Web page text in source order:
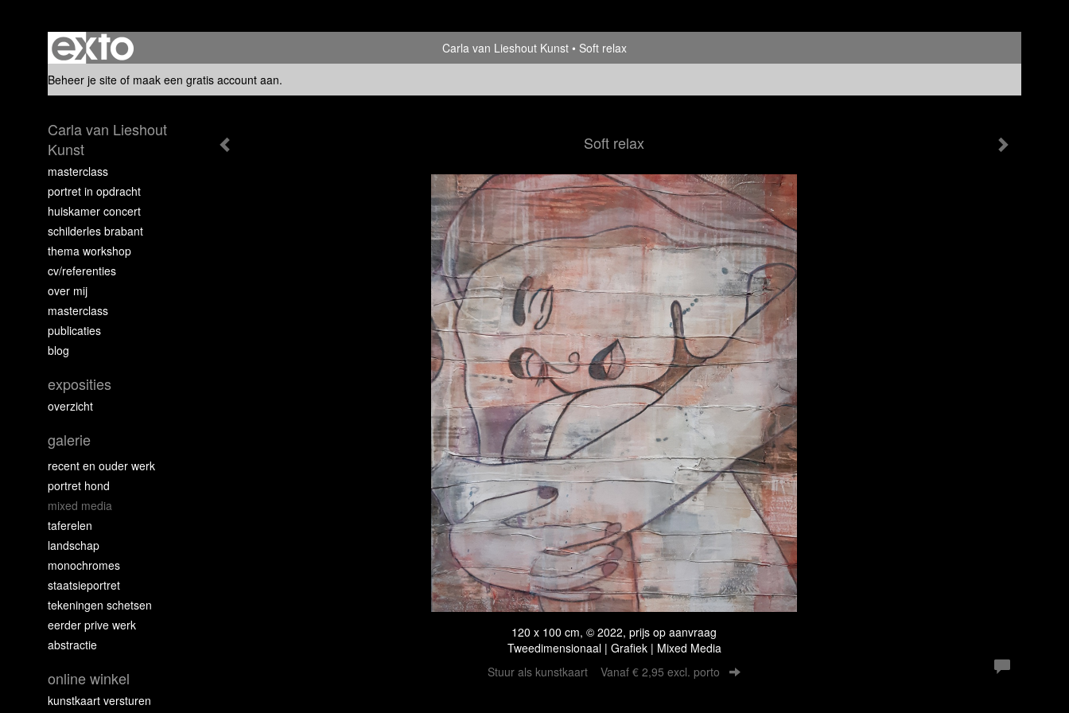
Carla van Lieshout Kunst
Soft relax
Beheer je site of maak een gratis account aan.
Soft relax
120 x 100 cm, © 2022, prijs op aanvraag
Tweedimensionaal | Grafiek | Mixed Media
Stuur als kunstkaart Vanaf € 2,95 excl. porto
Carla van Lieshout
Kunst
masterclass
portret in opdracht
huiskamer concert
schilderles brabant
thema workshop
cv/referenties
over mij
masterclass
publicaties
blog
exposities
overzicht
galerie
recent en ouder werk
portret hond
mixed media
taferelen
landschap
monochromes
staatsieportret
tekeningen schetsen
eerder prive werk
abstractie
online winkel
kunstkaart versturen